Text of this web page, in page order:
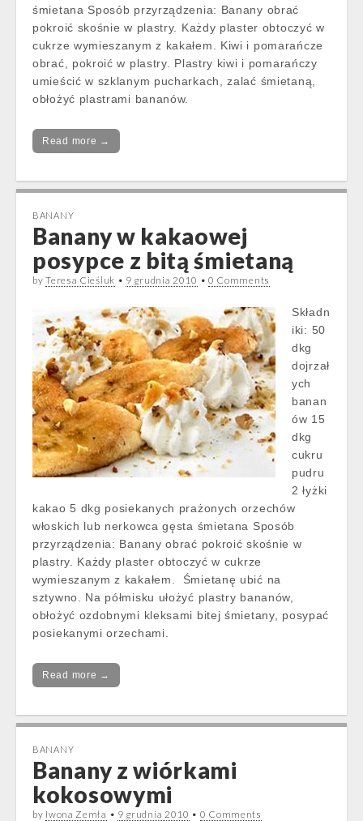
śmietana Sposób przyrządzenia: Banany obrać
pokroić skośnie w plastry. Każdy plaster obtoczyć w
cukrze wymieszanym z kakałem. Kiwi i pomarańcze
obrać, pokroić w plastry. Plastry kiwi i pomarańczy
umieścić w szklanym pucharkach, zalać śmietaną,
obłożyć plastrami bananów.
Read more →
BANANY
Banany w kakaowej
posypce z bitą śmietaną
byTeresa Cieśluk • 9 grudnia 2010 • 0 Comments
Składn
iki: 50
dkg
dojrzał
ych
banan
ów 15
dkg
cukru
pudru
2 łyżki
kakao 5 dkg posiekanych prażonych orzechów
włoskich lub nerkowca gęsta śmietana Sposób
przyrządzenia: Banany obrać pokroić skośnie w
plastry. Każdy plaster obtoczyć w cukrze
wymieszanym z kakałem. Śmietanę ubić na
sztywno. Na półmisku ułożyć plastry bananów,
obłożyć ozdobnymi kleksami bitej śmietany, posypać
posiekanymi orzechami.
Read more →
BANANY
Banany z wiórkami
kokosowymi
by Iwona Zemła • 9 grudnia 2010 • 0 Comments